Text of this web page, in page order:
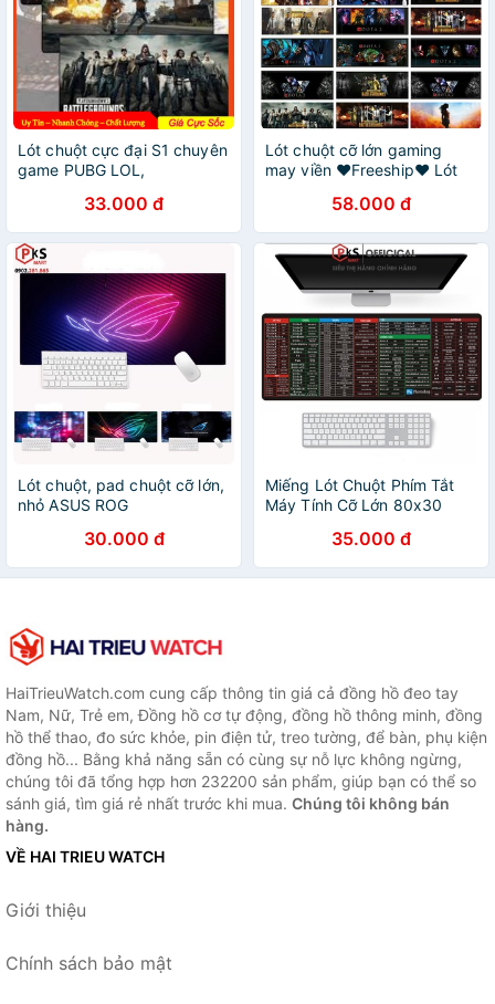
Lót chuột cực đại S1 chuyên
game PUBG LOL,
Chống Bong Vải
33.000 đ
Lót chuột cỡ lớn gaming
may viền ♥️Freeship♥️ Lót
Bàn di chuột cỡ lớn
58.000 đ
Lót chuột, pad chuột cỡ lớn,
nhỏ ASUS ROG
210x260mm in 3d phản
quang may viền chắc chắn
được chọn hình
30.000 đ
Miếng Lót Chuột Phím Tắt
Máy Tính Cỡ Lớn 80x30
Không Bay Màu Chống Trơn
Trượt - PKSMART
35.000 đ
HaiTrieuWatch.com cung cấp thông tin giá cả đồng hồ đeo tay
Nam, Nữ, Trẻ em, Đồng hồ cơ tự động, đồng hồ thông minh, đồng
hồ thể thao, đo sức khỏe, pin điện tử, treo tường, để bàn, phụ kiện
đồng hồ... Bằng khả năng sẵn có cùng sự nỗ lực không ngừng,
chúng tôi đã tổng hợp hơn 232200 sản phẩm, giúp bạn có thể so
sánh giá, tìm giá rẻ nhất trước khi mua. Chúng tôi không bán
hàng.
VỀ HAI TRIEU WATCH
Giới thiệu
Chính sách bảo mật